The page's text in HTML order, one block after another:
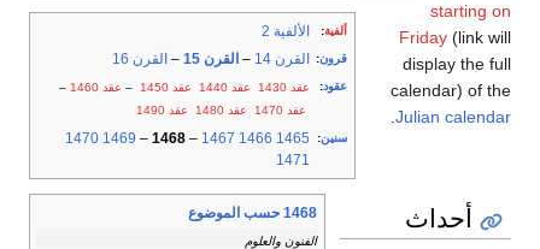
ألفية: الألفية 2
قرون: القرن 14 – القرن 15 – القرن 16
عقود: عقد 1430 عقد 1440 عقد 1450 – عقد 1460
–
عقد 1470
عقد 1480 عقد 1490
سنين:
1465
1466
1467
–
1468
–
1469
1470
1471
1468 حسب الموضوع
الفنون والعلوم
starting on
Friday (link will
display the full
calendar) of the
Julian calendar
أحداث